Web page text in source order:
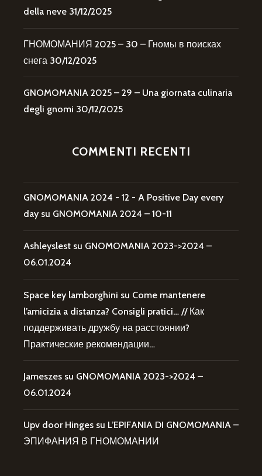
della neve 31/12/2025
ГНОМОМАНИЯ 2025 – 30 – Гномы в поисках
снега 30/12/2025
GNOMOMANIA 2025 – 29 – Una giornata culinaria
degli gnomi 30/12/2025
COMMENTI RECENTI
GNOMOMANIA 2024 - 12 - A Positive Day every
day su GNOMOMANIA 2024 – 10-11
Ashleyslest su GNOMOMANIA 2023->2024 –
06.01.2024
Space key lamborghini su Come mantenere
l’amicizia a distanza? Consigli pratici… // Как
поддерживать дружбу на расстоянии?
Практические рекомендации…
Jameszes su GNOMOMANIA 2023->2024 –
06.01.2024
Upv door Hinges su L’EPIFANIA DI GNOMOMANIA –
ЭПИФАНИЯ В ГНОМОМАНИИ